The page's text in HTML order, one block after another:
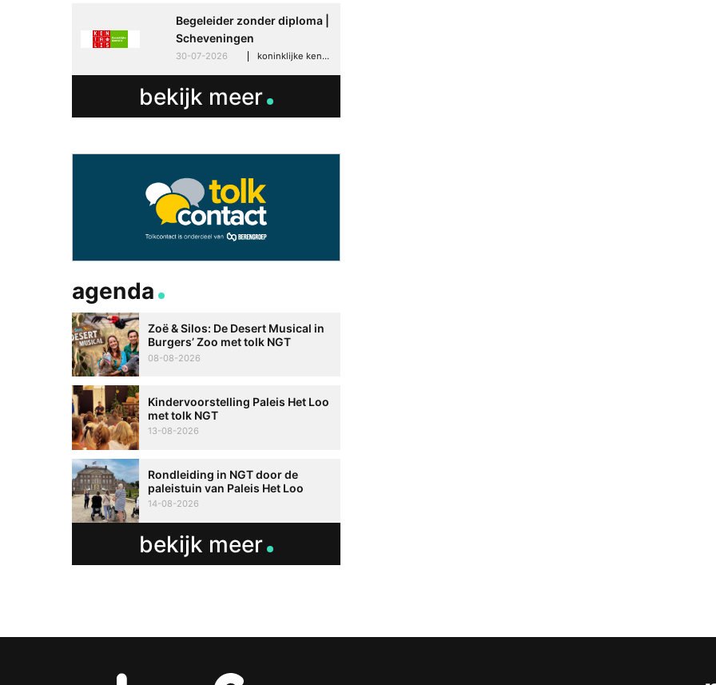
Begeleider zonder diploma |
Scheveningen
30-07-2026 koninklijke kentalis, scheveningen
bekijk meer
agenda
Zoë & Silos: De Desert Musical in
Burgers’ Zoo met tolk NGT
08-08-2026
Kindervoorstelling Paleis Het Loo
met tolk NGT
13-08-2026
Rondleiding in NGT door de
paleistuin van Paleis Het Loo
14-08-2026
bekijk meer